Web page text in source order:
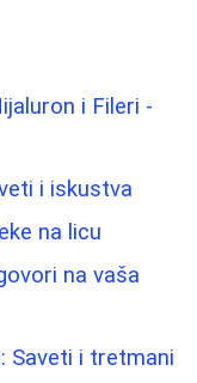
i Fileri -
i iskustva
na licu
na vaša
Saveti i tretmani